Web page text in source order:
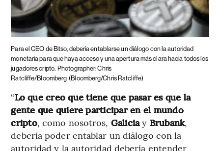
Para el CEO de Bitso, debería entablarse un diálogo con la autoridad
monetaria para que haya acceso y una apertura más clara hacia todos los
jugadores cripto. Photographer: Chris
Ratcliffe/Bloomberg (Bloomberg/Chris Ratcliffe)
“Lo que creo que tiene que pasar es que la
gente que quiere participar en el mundo
cripto, como nosotros, Galiciay Brubank,
debería poder entablar un diálogo con la
autoridad y la autoridad debería entender